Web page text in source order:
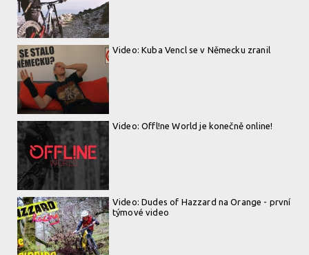
Video: Kuba Vencl se v Německu zranil
Video: Offl!ne World je konečně online!
Video: Dudes of Hazzard na Orange - první
týmové video